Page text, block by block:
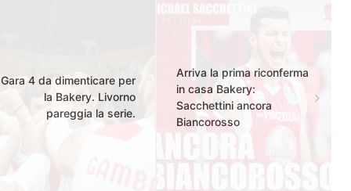
Gara 4 da dimenticare per
la Bakery. Livorno
pareggia la serie.
Arriva la prima riconferma
in casa Bakery:
Sacchettini ancora
Biancorosso